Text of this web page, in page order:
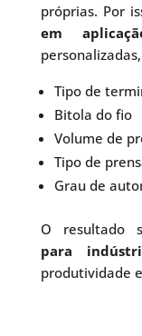
próprias. Por
em
Tipo de
Bitola do fio
Volume de
Tipo de
Grau de
O resultado
para
produtividade